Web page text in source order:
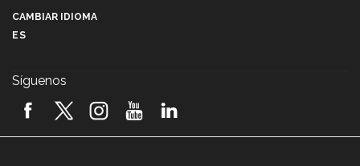
2026! (video)
CAMBIAR IDIOMA
ES
Síguenos